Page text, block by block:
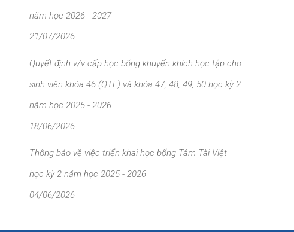
năm học 2026 - 2027
21/07/2026
Quyết định v/v cấp học bổng khuyến khích học tập cho
sinh viên khóa 46 (QTL) và khóa 47, 48, 49, 50 học kỳ 2
năm học 2025 - 2026
18/06/2026
Thông báo về việc triển khai học bổng Tâm Tài Việt
học kỳ 2 năm học 2025 - 2026
04/06/2026